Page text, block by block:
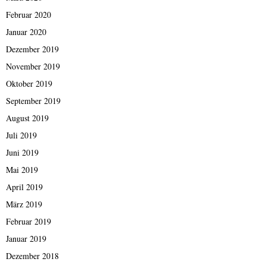
Februar 2020
Januar 2020
Dezember 2019
November 2019
Oktober 2019
September 2019
August 2019
Juli 2019
Juni 2019
Mai 2019
April 2019
März 2019
Februar 2019
Januar 2019
Dezember 2018